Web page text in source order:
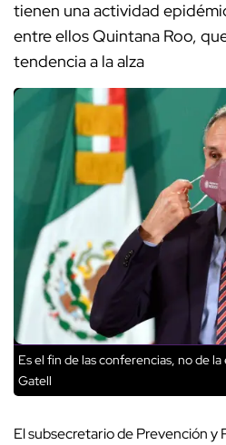
tienen una actividad
entre ellos Quintana Roo,
tendencia a la alza
Es el fin de las conferencias, no de
Gatell
El subsecretario de Prevención y